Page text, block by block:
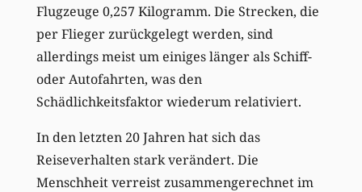
Flugzeuge 0,257 Kilogramm. Die Strecken, die
per Flieger zurückgelegt werden, sind
allerdings meist um einiges länger als Schiff-
oder Autofahrten, was den
Schädlichkeitsfaktor wiederum relativiert.
In den letzten 20 Jahren hat sich das
Reiseverhalten stark verändert. Die
Menschheit verreist zusammengerechnet im